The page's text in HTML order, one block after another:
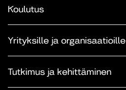
Koulutus
Yrityksille ja organisaatioille
Tutkimus ja kehittäminen